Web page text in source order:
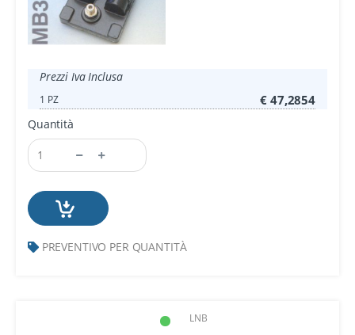
Prezzi Iva Inclusa
1 PZ € 47,2854
Quantità
PREVENTIVO PER QUANTITÀ
LNB